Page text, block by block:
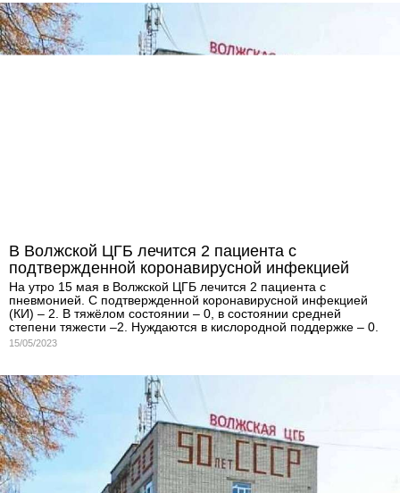
В Волжской ЦГБ лечится 2 пациента с
подтвержденной коронавирусной инфекцией
На утро 15 мая в Волжской ЦГБ лечится 2 пациента с
пневмонией. С подтвержденной коронавирусной инфекцией
(КИ) – 2. В тяжёлом состоянии – 0, в состоянии средней
степени тяжести –2. Нуждаются в кислородной поддержке – 0.
15/05/2023